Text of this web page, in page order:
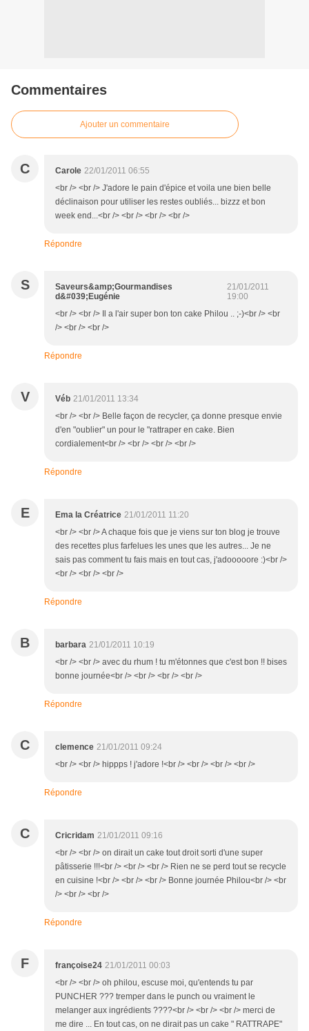
Commentaires
Ajouter un commentaire
C Carole 22/01/2011 06:55
<br /> <br /> J'adore le pain d'épice et voila une bien belle
déclinaison pour utiliser les restes oubliés... bizzz et bon
week end...<br /> <br /> <br /> <br />
Répondre
S
Saveurs&amp;Gourmandises
d&#039;Eugénie
21/01/2011
19:00
<br /> <br /> Il a l'air super bon ton cake Philou .. ;-)<br /> <br
/> <br /> <br />
Répondre
V Véb 21/01/2011 13:34
<br /> <br /> Belle façon de recycler, ça donne presque envie
d'en "oublier" un pour le "rattraper en cake. Bien
cordialement<br /> <br /> <br /> <br />
Répondre
E Ema la Créatrice 21/01/2011 11:20
<br /> <br /> A chaque fois que je viens sur ton blog je trouve
des recettes plus farfelues les unes que les autres... Je ne
sais pas comment tu fais mais en tout cas, j'adooooore :)<br />
<br /> <br /> <br />
Répondre
B barbara 21/01/2011 10:19
<br /> <br /> avec du rhum ! tu m'étonnes que c'est bon !! bises
bonne journée<br /> <br /> <br /> <br />
Répondre
C clemence 21/01/2011 09:24
<br /> <br /> hippps ! j'adore !<br /> <br /> <br /> <br />
Répondre
C Cricridam 21/01/2011 09:16
<br /> <br /> on dirait un cake tout droit sorti d'une super
pâtisserie !!!<br /> <br /> <br /> Rien ne se perd tout se recycle
en cuisine !<br /> <br /> <br /> Bonne journée Philou<br /> <br
/> <br /> <br />
Répondre
F françoise24 21/01/2011 00:03
<br /> <br /> oh philou, escuse moi, qu'entends tu par
PUNCHER ??? tremper dans le punch ou vraiment le
melanger aux ingrédients ????<br /> <br /> <br /> merci de
me dire ... En tout cas, on ne dirait pas un cake " RATTRAPE"